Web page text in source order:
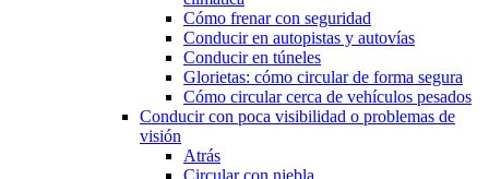
Cómo frenar con seguridad
Conducir en autopistas y autovías
Conducir en túneles
Glorietas: cómo circular de forma segura
Cómo circular cerca de vehículos pesados
Conducir con poca visibilidad o problemas de
visión
Atrás